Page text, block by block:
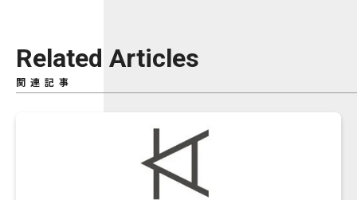
Related Articles
関連記事